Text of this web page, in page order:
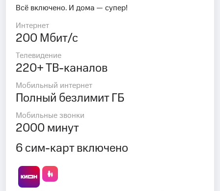
Всё включено. И дома — супер!
Интернет
200 Мбит/с
Телевидение
220+ ТВ-каналов
Мобильный интернет
Полный безлимит ГБ
Мобильные звонки
2000 минут
6 сим-карт включено